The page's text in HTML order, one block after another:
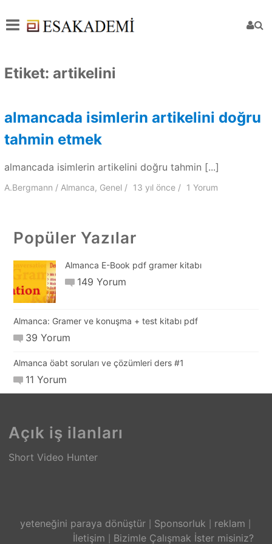
Etiket: artikelini
almancada isimlerin artikelini doğru
tahmin etmek
almancada isimlerin artikelini doğru tahmin [...]
A.Bergmann Almanca, Genel 13 yılönce 1 Yorum
Popüler Yazılar
Almanca E-Book pdf gramer kitabı
149 Yorum
Almanca: Gramer ve konuşma + test kitabı pdf
39 Yorum
Almanca öabt soruları ve çözümleri ders #1
11 Yorum
Açık iş ilanları
Short Video Hunter
yeteneğini paraya dönüştür Sponsorluk
reklam
İletişim
Bizimle Çalışmak İster misiniz?